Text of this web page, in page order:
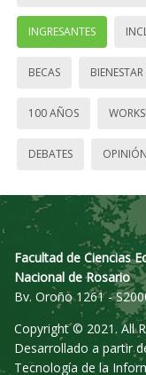
INGRESANTES
BECAS
100 AÑOS
DEBATES OPINIÓN
Facultad de Ciencias
Nacional de Rosario
Bv. Oroño 1261 -
Copyright © 2021. All
Desarrollado a partir
Tecnología de la